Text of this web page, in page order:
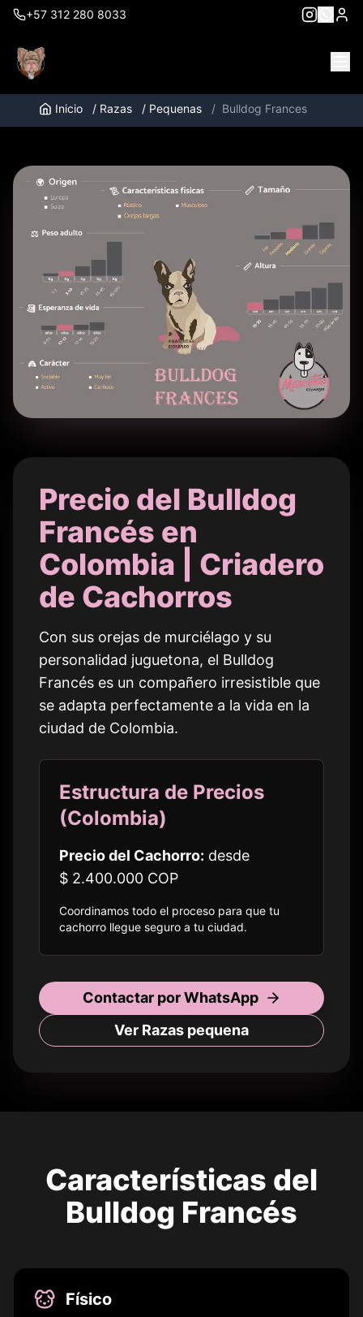
+57 312 280 8033
Inicio / Razas / Pequenas / Bulldog Frances
Precio del Bulldog
Francés en
Colombia | Criadero
de Cachorros
Con sus orejas de murciélago y su
personalidad juguetona, el Bulldog
Francés es un compañero irresistible que
se adapta perfectamente a la vida en la
ciudad de Colombia.
Estructura de Precios
(Colombia)
Precio del Cachorro: desde
$ 2.400.000 COP
Coordinamos todo el proceso para que tu
cachorro llegue seguro a tu ciudad.
Contactar por WhatsApp
Ver Razas pequena
Características del
Bulldog Francés
Físico